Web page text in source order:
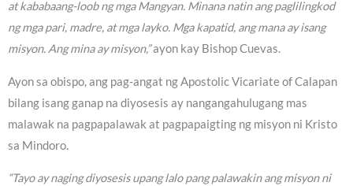
at kababaang-loob ng mga Mangyan. Minana natin ang paglilingkod
ng mga pari, madre, at mga layko. Mga kapatid, ang mana ay isang
misyon. Ang mina ay misyon,”ayon kay Bishop Cuevas.
Ayon sa obispo, ang pag-angat ng Apostolic Vicariate of Calapan
bilang isang ganap na diyosesis ay nangangahulugang mas
malawak na pagpapalawak at pagpapaigting ng misyon ni Kristo
sa Mindoro.
“Tayo ay naging diyosesis upang lalo pang palawakin ang misyon ni